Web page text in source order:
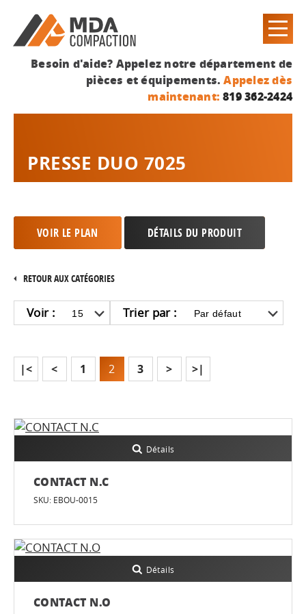
Besoin d'aide? Appelez notre département de
pièces et équipements.Appelez dès
maintenant: 819 362-2424
PRESSE DUO 7025
VOIR LE PLAN DÉTAILS DU PRODUIT
RETOUR AUX CATÉGORIES
Trier par :
Voir :
|< < 1 2 3 > >|
Détails
CONTACT N.C
SKU: EBOU-0015
Détails
CONTACT N.O